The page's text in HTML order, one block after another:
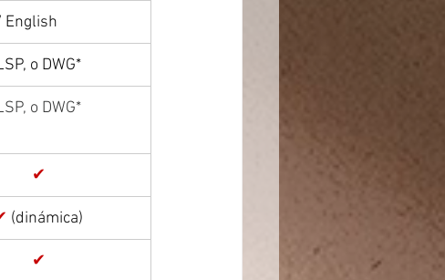
English
o DWG*
o DWG*
✔
(dinámica)
✔